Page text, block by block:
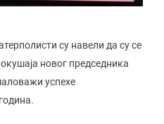
су навели да су се
новог председника
успехе